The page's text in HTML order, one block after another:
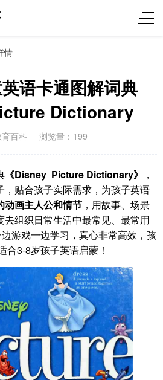
情
语卡通图解词典
Dictionary
百科 浏览量：199
《Disney Picture Dictionary》
，
，贴合孩子实际需求，为孩子英语
动画主人公和情节 ，用故事、场景
组织日常生活中最常见、最常用
游戏一边学习，真心非常高效，孩
合3-8岁孩子英语启蒙！